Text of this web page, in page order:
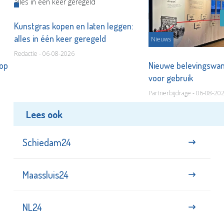
Kunstgras kopen en laten leggen:
alles in één keer geregeld
Redactie - 06-08-2026
Nieuws
Nieuwe
voor gebruik
Partnerbijdrage - 06-08-
Lees ook
Schiedam24
Maassluis24
NL24